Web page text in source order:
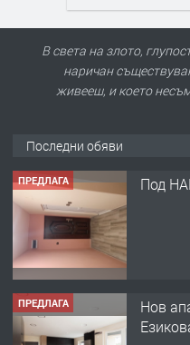
В света на злото,
наричан
живееш, и което
Последни обяви
ПРЕДЛАГА Под
ПРЕДЛАГА
Нов